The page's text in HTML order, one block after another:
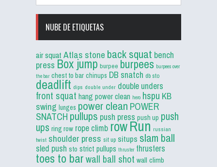
NUBE DE ETIQUETAS
air squat Atlas stone back squat bench
press Box jump burpee burpees burpees over
the bar chest to bar chinups DB snatch db sto
deadlift dips double under double unders
front squat hang power clean hero hspu KB
swing lunges power clean POWER
SNATCH pullups push press push up push
ups ring row rope climb rowRun russian
twist shoulder press sit up situps slam ball
sled push sto strict pullups thruster thrusters
toes to barwall ball shot wall climb